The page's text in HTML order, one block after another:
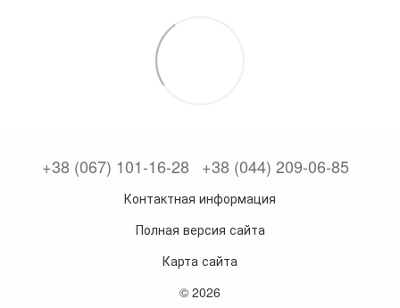
+38 (067) 101-16-28 +38 (044) 209-06-85
Контактная информация
Полная версия сайта
Карта сайта
© 2026